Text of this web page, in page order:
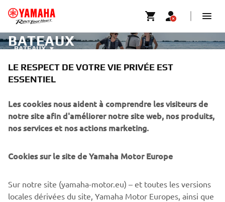
BATEAUX
BATEAUX
BUSINESS
LE RESPECT DE VOTRE VIE PRIVÉE EST
ESSENTIEL
Les cookies nous aident à comprendre les visiteurs de
notre site afin d'améliorer notre site web, nos produits,
nos services et nos actions marketing.
Cookies sur le site de Yamaha Motor Europe
Sur notre site (yamaha-motor.eu) – et toutes les versions
locales dérivées du site, Yamaha Motor Europes, ainsi que